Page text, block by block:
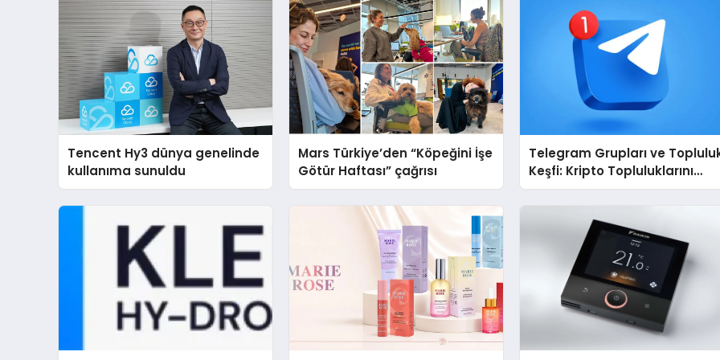
Tencent Hy3 dünya genelinde
kullanıma sunuldu
Mars Türkiye’den “Köpeğini İşe
Götür Haftası” çağrısı
Telegram Grupları ve
Keşfi: Kripto Topluluklarını
Telegram’da Keşfetmek